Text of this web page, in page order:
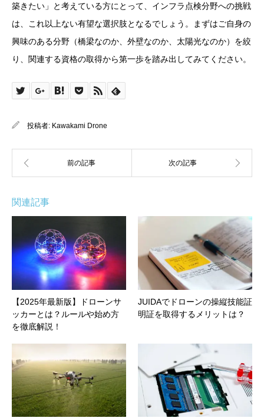
築きたい」と考えている方にとって、インフラ点検分野への挑戦
は、これ以上ない有望な選択肢となるでしょう。まずはご自身の
興味のある分野（橋梁なのか、外壁なのか、太陽光なのか）を絞
り、関連する資格の取得から第一歩を踏み出してみてください。
投稿者: Kawakami Drone
関連記事
【2025年最新版】ドローンサ
ッカーとは？ルールや始め方
を徹底解説！
JUIDAでドローンの操縦技能証
明証を取得するメリットは？